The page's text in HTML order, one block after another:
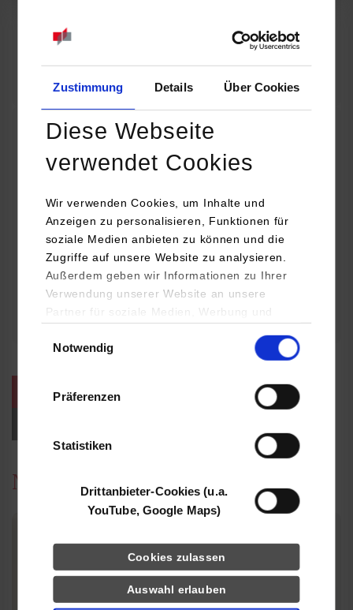
Zustimmung Details Über Cookies
Diese Webseite
verwendet Cookies
Wir verwenden Cookies, um Inhalte und
Anzeigen zu personalisieren, Funktionen für
soziale Medien anbieten zu können und die
Zugriffe auf unsere Website zu analysieren.
Außerdem geben wir Informationen zu Ihrer
Verwendung unserer Website an unsere
Partner für soziale Medien, Werbung und
YouTube, Google Maps) führen diese
Daten zusammen, die Sie ihnen bereitgestellt
haben oder die sie im Rahmen Ihrer Nutzung
Notwendig
Präferenzen
Statistiken
Drittanbieter-Cookies (u.a.
YouTube, Google Maps)
Cookies zulassen
Auswahl erlauben
Online INDIS-Infoveranstaltung für Studierende
Zum Event
Technologietag: Clean Urban Transportation –
nachhaltige Mobilität im (sub)urbanen Umfeld
16.09.2026 - 17.09.2026
Im Mittelpunkt stehen elektrische Antriebe, moderne
Batterietechnologien und innovative Fahrzeugkonzepte für
nachhaltige Mobilität in Stadt und…
weitere Veranstaltungen / Termine
News